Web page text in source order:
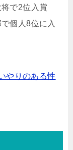
で2位入賞
個人8位に入
やりのある性